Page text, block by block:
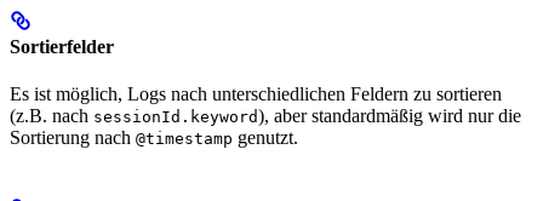
Sortierfelder
Es ist möglich, Logs nach unterschiedlichen Feldern zu sortieren
(z.B. nach sessionId.keyword), aber standardmäßig wird nur die
Sortierung nach @timestamp genutzt.